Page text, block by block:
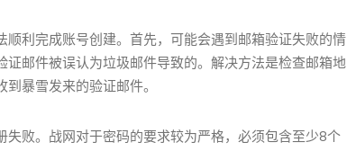
利完成账号创建。首先，可能会遇到邮箱验证失败的情
邮件被误认为垃圾邮件导致的。解决方法是检查邮箱地
暴雪发来的验证邮件。
败。战网对于密码的要求较为严格，必须包含至少8个